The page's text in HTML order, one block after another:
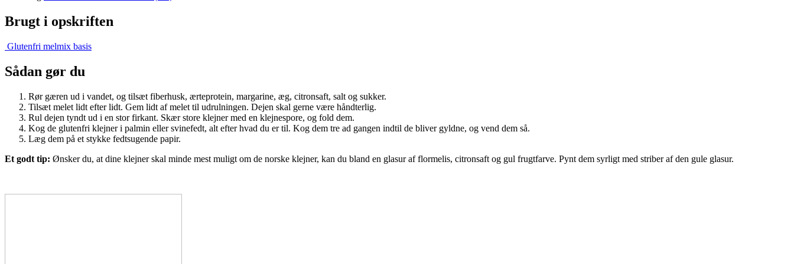
Brugt i opskriften
Glutenfri melmix basis
Sådan gør du
Rør gæren ud i vandet, og tilsæt fiberhusk, ærteprotein, margarine, æg, citronsaft, salt og sukker.
Tilsæt melet lidt efter lidt. Gem lidt af melet til udrulningen. Dejen skal gerne være håndterlig.
Rul dejen tyndt ud i en stor firkant. Skær store klejner med en klejnespore, og fold dem.
Kog de glutenfri klejner i palmin eller svinefedt, alt efter hvad du er til. Kog dem tre ad gangen indtil de bliver gyldne, og vend dem så.
Læg dem på et stykke fedtsugende papir.
Et godt tip: Ønsker du, at dine klejner skal minde mest muligt om de norske klejner, kan du bland en glasur af flormelis, citronsaft og gul frugtfarve. Pynt dem syrligt med striber af den gule glasur.